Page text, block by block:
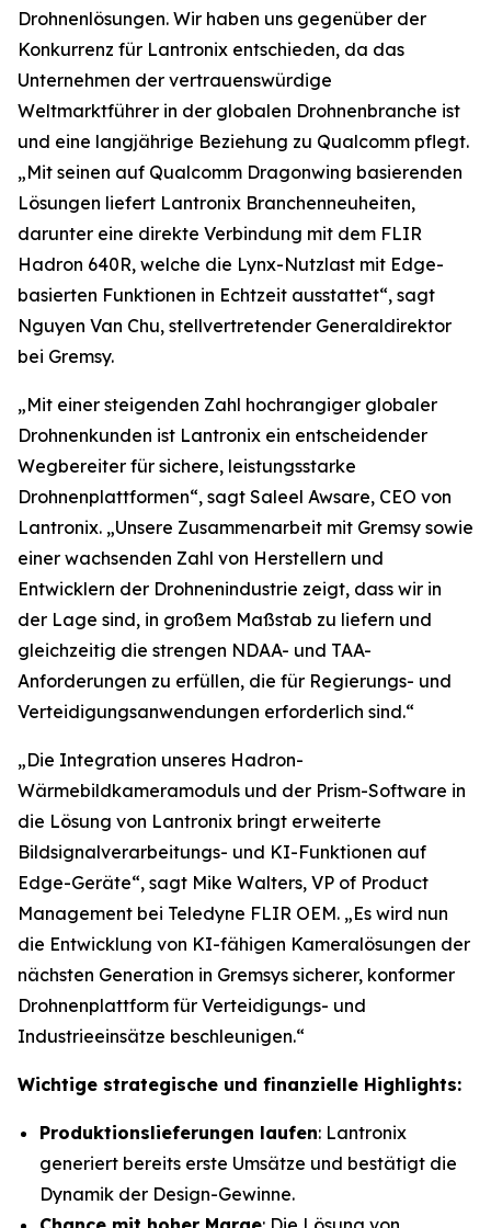
Drohnenlösungen. Wir haben uns gegenüber der
Konkurrenz für Lantronix entschieden, da das
Unternehmen der vertrauenswürdige
Weltmarktführer in der globalen Drohnenbranche ist
und eine langjährige Beziehung zu Qualcomm pflegt.
„Mit seinen auf Qualcomm Dragonwing basierenden
Lösungen liefert Lantronix Branchenneuheiten,
darunter eine direkte Verbindung mit dem FLIR
Hadron 640R, welche die Lynx-Nutzlast mit Edge-
basierten Funktionen in Echtzeit ausstattet“, sagt
Nguyen Van Chu, stellvertretender Generaldirektor
bei Gremsy.
„Mit einer steigenden Zahl hochrangiger globaler
Drohnenkunden ist Lantronix ein entscheidender
Wegbereiter für sichere, leistungsstarke
Drohnenplattformen“, sagt Saleel Awsare, CEO von
Lantronix. „Unsere Zusammenarbeit mit Gremsy sowie
einer wachsenden Zahl von Herstellern und
Entwicklern der Drohnenindustrie zeigt, dass wir in
der Lage sind, in großem Maßstab zu liefern und
gleichzeitig die strengen NDAA- und TAA-
Anforderungen zu erfüllen, die für Regierungs- und
Verteidigungsanwendungen erforderlich sind.“
„Die Integration unseres Hadron-
Wärmebildkameramoduls und der Prism-Software in
die Lösung von Lantronix bringt erweiterte
Bildsignalverarbeitungs- und KI-Funktionen auf
Edge-Geräte“, sagt Mike Walters, VP of Product
Management bei Teledyne FLIR OEM. „Es wird nun
die Entwicklung von KI-fähigen Kameralösungen der
nächsten Generation in Gremsys sicherer, konformer
Drohnenplattform für Verteidigungs- und
Industrieeinsätze beschleunigen.“
Wichtige strategische und finanzielle Highlights:
Produktionslieferungen laufen: Lantronix
generiert bereits erste Umsätze und bestätigt die
Dynamik der Design-Gewinne.